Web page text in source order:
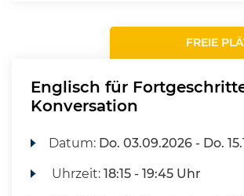
FREIE
Englisch für
Konversation
Datum: Do. 03.09.2026 - Do.
Uhrzeit:18:15 - 19:45 Uhr